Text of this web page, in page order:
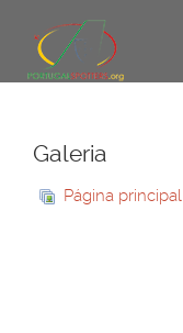
Galeria
Página principal